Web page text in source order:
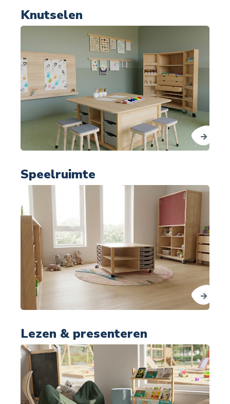
Knutselen
Speelruimte
Lezen & presenteren